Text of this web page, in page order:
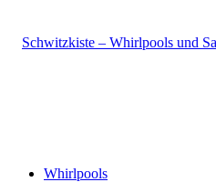
Whirlpools